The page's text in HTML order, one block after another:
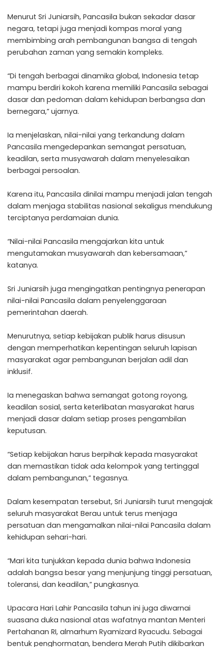
Menurut Sri Juniarsih, Pancasila bukan sekadar dasar
negara, tetapi juga menjadi kompas moral yang
membimbing arah pembangunan bangsa di tengah
perubahan zaman yang semakin kompleks.
“Di tengah berbagai dinamika global, Indonesia tetap
mampu berdiri kokoh karena memiliki Pancasila sebagai
dasar dan pedoman dalam kehidupan berbangsa dan
bernegara,” ujarnya.
Ia menjelaskan, nilai-nilai yang terkandung dalam
Pancasila mengedepankan semangat persatuan,
keadilan, serta musyawarah dalam menyelesaikan
berbagai persoalan.
Karena itu, Pancasila dinilai mampu menjadi jalan tengah
dalam menjaga stabilitas nasional sekaligus mendukung
terciptanya perdamaian dunia.
“Nilai-nilai Pancasila mengajarkan kita untuk
mengutamakan musyawarah dan kebersamaan,”
katanya.
Sri Juniarsih juga mengingatkan pentingnya penerapan
nilai-nilai Pancasila dalam penyelenggaraan
pemerintahan daerah.
Menurutnya, setiap kebijakan publik harus disusun
dengan memperhatikan kepentingan seluruh lapisan
masyarakat agar pembangunan berjalan adil dan
inklusif.
Ia menegaskan bahwa semangat gotong royong,
keadilan sosial, serta keterlibatan masyarakat harus
menjadi dasar dalam setiap proses pengambilan
keputusan.
“Setiap kebijakan harus berpihak kepada masyarakat
dan memastikan tidak ada kelompok yang tertinggal
dalam pembangunan,” tegasnya.
Dalam kesempatan tersebut, Sri Juniarsih turut mengajak
seluruh masyarakat Berau untuk terus menjaga
persatuan dan mengamalkan nilai-nilai Pancasila dalam
kehidupan sehari-hari.
“Mari kita tunjukkan kepada dunia bahwa Indonesia
adalah bangsa besar yang menjunjung tinggi persatuan,
toleransi, dan keadilan,” pungkasnya.
Upacara Hari Lahir Pancasila tahun ini juga diwarnai
suasana duka nasional atas wafatnya mantan Menteri
Pertahanan RI, almarhum Ryamizard Ryacudu. Sebagai
bentuk penghormatan, bendera Merah Putih dikibarkan